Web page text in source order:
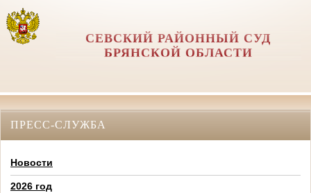
СЕВСКИЙ РАЙОННЫЙ СУД
БРЯНСКОЙ ОБЛАСТИ
ПРЕСС-СЛУЖБА
Новости
2026 год